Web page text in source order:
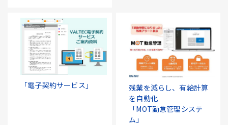
「電子契約サービス」
残業を減らし、有給計算
を自動化
「MOT勤怠管理システ
ム」